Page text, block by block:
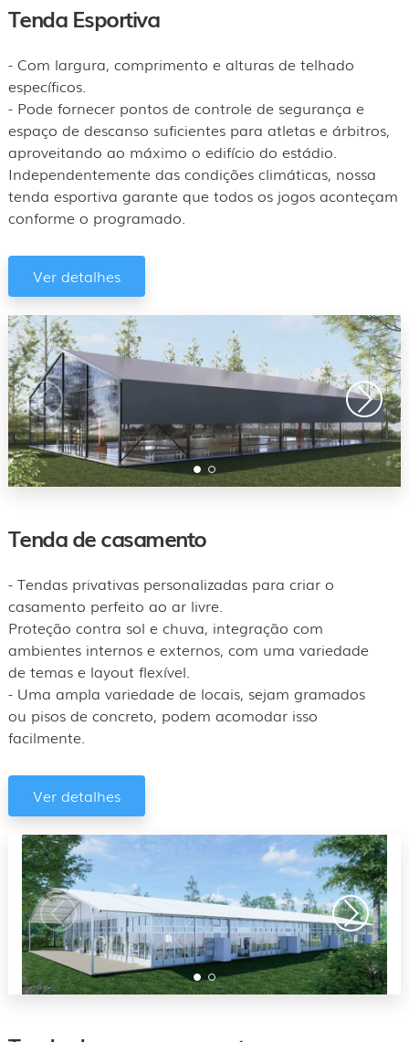
Tenda Esportiva
- Com largura, comprimento e alturas de telhado
específicos.
- Pode fornecer pontos de controle de segurança e
espaço de descanso suficientes para atletas e árbitros,
aproveitando ao máximo o edifício do estádio.
Independentemente das condições climáticas, nossa
tenda esportiva garante que todos os jogos aconteçam
conforme o programado.
Ver detalhes
Tenda de casamento
- Tendas privativas personalizadas para criar o
casamento perfeito ao ar livre.
Proteção contra sol e chuva, integração com
ambientes internos e externos, com uma variedade
de temas e layout flexível.
- Uma ampla variedade de locais, sejam gramados
ou pisos de concreto, podem acomodar isso
facilmente.
Ver detalhes